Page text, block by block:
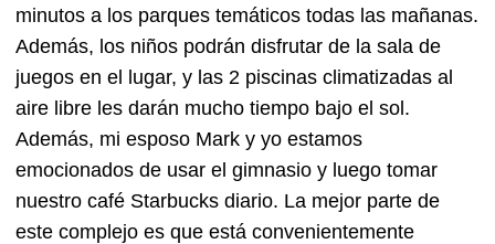
minutos a los parques temáticos todas las mañanas.
Además, los niños podrán disfrutar de la sala de
juegos en el lugar, y las 2 piscinas climatizadas al
aire libre les darán mucho tiempo bajo el sol.
Además, mi esposo Mark y yo estamos
emocionados de usar el gimnasio y luego tomar
nuestro café Starbucks diario. La mejor parte de
este complejo es que está convenientemente